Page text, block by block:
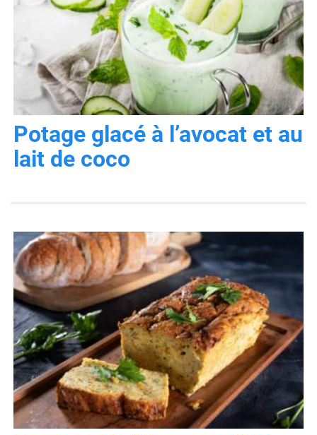
Potage glacé à l’avocat et au
lait de coco